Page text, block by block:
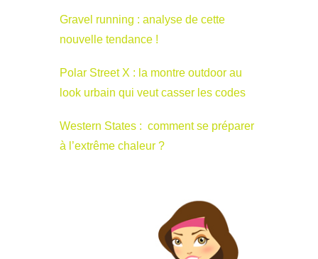
Gravel running : analyse de cette
nouvelle tendance !
Polar Street X : la montre outdoor au
look urbain qui veut casser les codes
Western States : comment se préparer
à l’extrême chaleur ?